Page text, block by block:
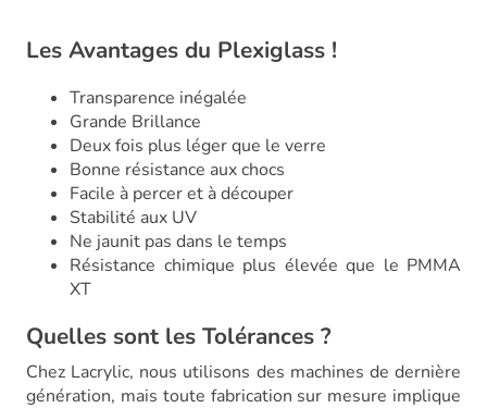
Les Avantages du Plexiglass !
Transparence inégalée
Grande Brillance
Deux fois plus léger que le verre
Bonne résistance aux chocs
Facile à percer et à découper
Stabilité aux UV
Ne jaunit pas dans le temps
Résistance chimique plus élevée que le PMMA
XT
Quelles sont les Tolérances ?
Chez Lacrylic, nous utilisons des machines de dernière
génération, mais toute fabrication sur mesure implique